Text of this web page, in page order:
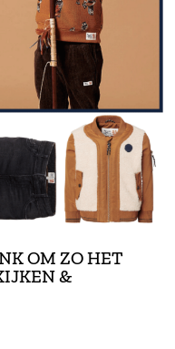
OM ZO HET
&